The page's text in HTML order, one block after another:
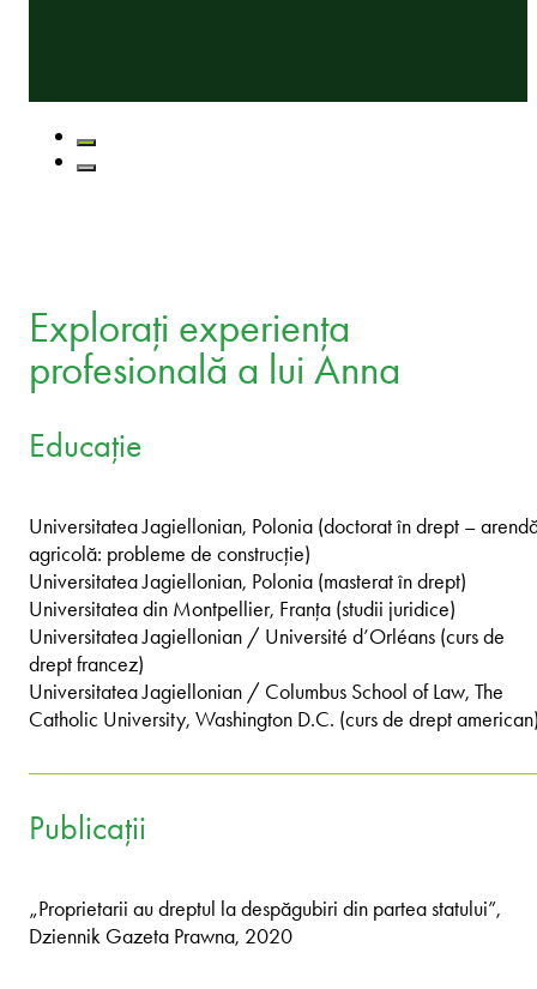
Explorați experiența
profesională a lui Anna
Educație
Universitatea Jagiellonian, Polonia (doctorat în drept –
agricolă: probleme de construcție)
Universitatea Jagiellonian, Polonia (masterat în drept)
Universitatea din Montpellier, Franța (studii juridice)
Universitatea Jagiellonian / Université d’Orléans (curs de
drept francez)
Universitatea Jagiellonian / Columbus School of Law, The
Catholic University, Washington D.C. (curs de drept
Publicații
„Proprietarii au dreptul la despăgubiri din partea statului”,
Dziennik Gazeta Prawna, 2020